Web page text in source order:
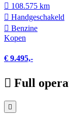
108.575 km
Hand­geschakeld
Benzine
Kopen
€ 9.495,-
Full